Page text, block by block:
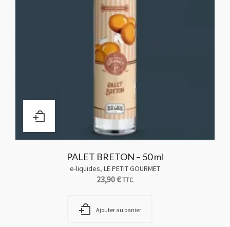
PALET BRETON – 50 ml
e-liquides, LE PETIT GOURMET
23,90€TTC
Ajouter au panier